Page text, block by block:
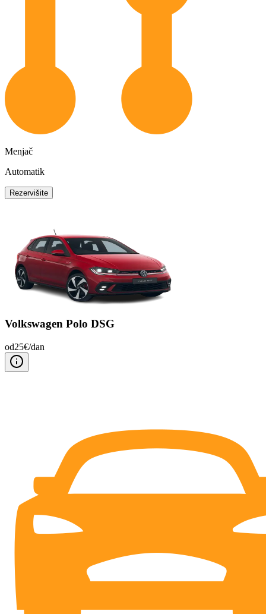
Menjač
Automatik
Rezervišite
Volkswagen Polo DSG
od25€/dan